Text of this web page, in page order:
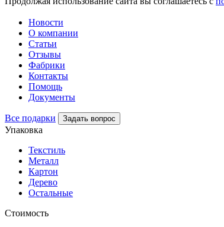
Новости
О компании
Статьи
Отзывы
Фабрики
Контакты
Помощь
Документы
Все подарки Задать вопрос
Упаковка
Текстиль
Металл
Картон
Дерево
Остальные
Стоимость